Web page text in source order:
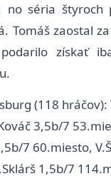
no séria štyroch
Tomáš zaostal
získať
(118
3,5b/7
7 60.miesto,
1,5b/7